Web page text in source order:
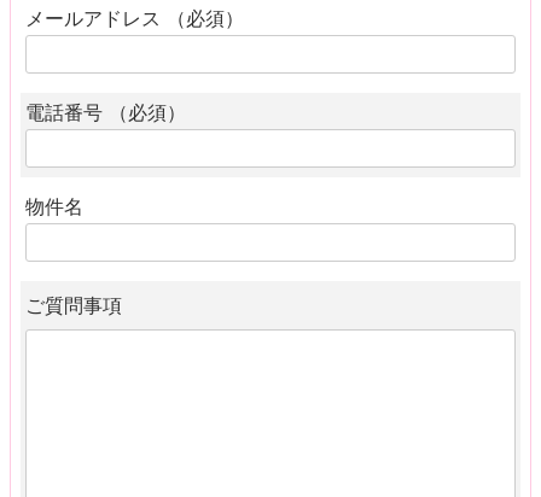
メールアドレス （必須）
電話番号 （必須）
物件名
ご質問事項